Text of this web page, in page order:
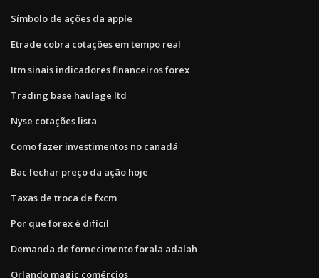
Símbolo de ações da apple
Etrade cobra cotações em tempo real
Itm sinais indicadores financeiros forex
Trading base haulage ltd
Nyse cotações lista
Como fazer investimentos no canadá
Bac fechar preço da ação hoje
Taxas de troca de fxcm
Por que forex é difícil
Demanda de fornecimento forala adalah
Orlando magic comércios